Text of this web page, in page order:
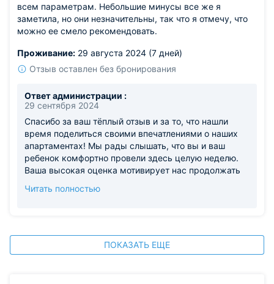
в списке предоставляемых услуг. Мы надеемся, что
вскоре снова сможем приветствовать вас и сделать
ваше пребывание таким же комфортным и
следующей визита!
всем параметрам. Небольшие минусы все же я
заметила, но они незначительны, так что я отмечу, что
можно ее смело рекомендовать.
Проживание: 29 августа 2024 (7 дней)
Отзыв оставлен без бронирования
Ответ администрации :
29 сентября 2024
Спасибо за ваш тёплый отзыв и за то, что нашли
время поделиться своими впечатлениями о наших
апартаментах! Мы рады слышать, что вы и ваш
ребенок комфортно провели здесь целую неделю.
Ваша высокая оценка мотивирует нас продолжать
что минусы оказались незначительными, мы всегда
пребывание у нас ещё более приятным. Мы рады,
что вы порекомендовали нас другим
Читать полностью
ПОКАЗАТЬ ЕЩЕ